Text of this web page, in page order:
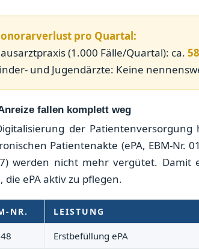
pro Quartal:
(1.000 Fälle/Quartal): ca.
und Jugendärzte: Keine
fallen komplett weg
der
Patientenakte (ePA, EBM-Nr.
werden nicht mehr vergütet.
die ePA aktiv zu pflegen.
NR. LEISTUNG
Erstbefüllung ePA